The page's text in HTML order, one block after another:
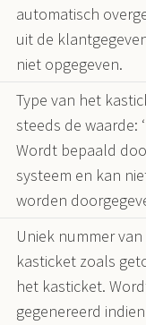
automatisch
uit de
niet opgegeven.
Type van het
steeds de waarde:
Wordt bepaald
systeem en kan
worden
Uniek nummer
kasticket zoals
het kasticket.
gegenereerd